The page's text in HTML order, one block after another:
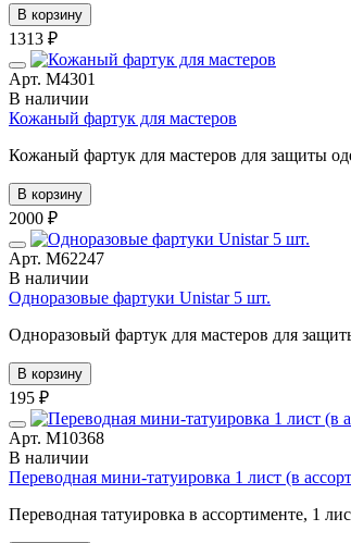
В корзину
1313 ₽
Арт. М4301
В наличии
Кожаный фартук для мастеров
Кожаный фартук для мастеров для защиты
В корзину
2000 ₽
Арт. М62247
В наличии
Одноразовые фартуки Unistar 5 шт.
Одноразовый фартук для мастеров для
В корзину
195 ₽
Арт. М10368
В наличии
Переводная мини-татуировка 1 лист (в
Переводная татуировка в ассортименте, 1